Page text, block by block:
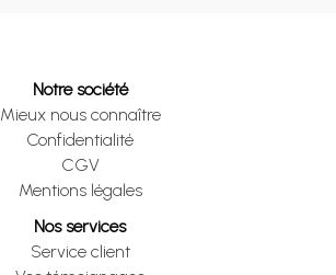
Notre société
Mieux nous connaître
Confidentialité
CGV
Mentions légales
Nos services
Service client